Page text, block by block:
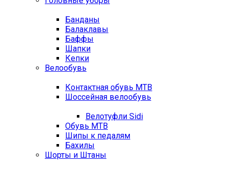
Банданы
Балаклавы
Баффы
Шапки
Кепки
Велообувь
Контактная обувь MTB
Шоссейная велообувь
Велотуфли Sidi
Обувь MTB
Шипы к педалям
Бахилы
Шорты и Штаны